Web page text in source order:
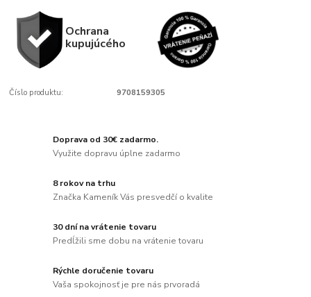
Ochrana
kupujúcého
Číslo produktu: 9708159305
Doprava od 30€ zadarmo.
Využite dopravu úplne zadarmo
8 rokov na trhu
Značka Kameník Vás presvedčí o kvalite
30 dní na vrátenie tovaru
Predĺžili sme dobu na vrátenie tovaru
Rýchle doručenie tovaru
Vaša spokojnosť je pre nás prvoradá